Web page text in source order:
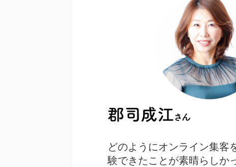
どのようにオンライン集客
験できたことが素晴らしか